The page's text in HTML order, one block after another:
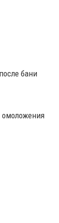
бани
омоложения